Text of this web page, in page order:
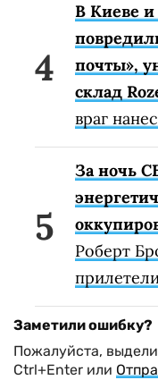
В Киеве и
почты»,
склад
враг
За ночь
Роберт
Заметили ошибку?
Пожалуйста,
Ctrl+Enter или